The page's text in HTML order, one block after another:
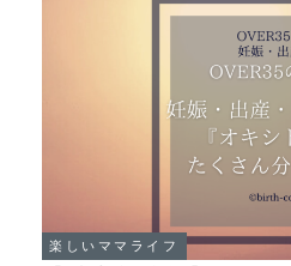
楽しいママライフ